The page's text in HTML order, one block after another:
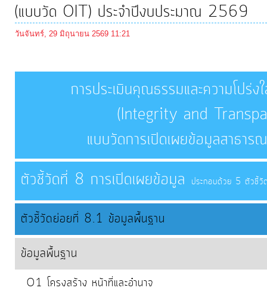
ITA
e-
การ
จัดการ
ความ
รู้
การ
ดำเนิน
งาน
(แบบวัด OIT) ประจำปีงบประมาณ 2569
วันจันทร์, 29 มิถุนายน 2569 11:21
การประเมินคุณธรรมและความโปร่
(Integrity and
แบบวัดการเปิดเผยข้อมูลสาธ
ตัวชี้วัดที่ 8 การเปิดเผยข้อมูล ประกอบด้วย 5 ตัวชี้
ตัวชี้วัดย่อยที่ 8.1 ข้อมูลพื้นฐาน
ข้อมูลพื้นฐาน
O1 โครงสร้าง หน้าที่และอำนาจ